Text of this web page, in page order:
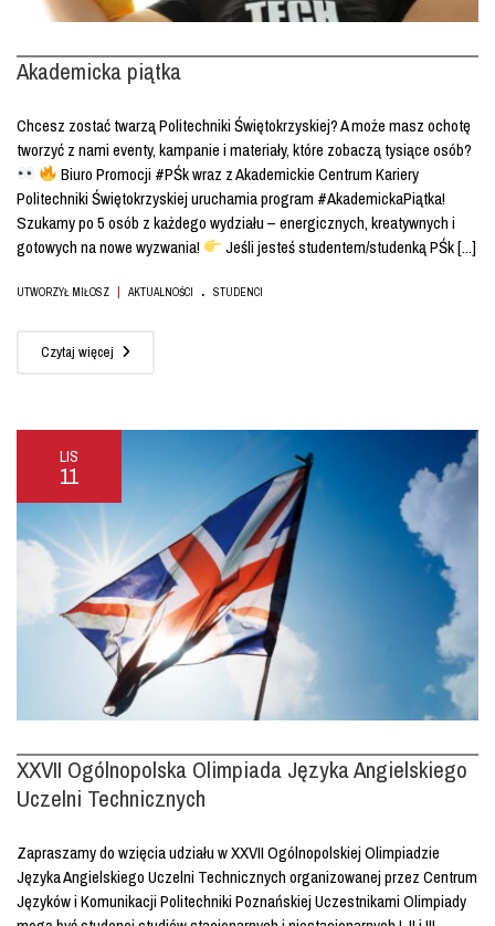
Akademicka piątka
Chcesz zostać twarzą Politechniki Świętokrzyskiej? A może masz ochotę
tworzyć z nami eventy, kampanie i materiały, które zobaczą tysiące osób?
Biuro Promocji #PŚk wraz z Akademickie Centrum Kariery
Politechniki Świętokrzyskiej uruchamia program #AkademickaPiątka!
Szukamy po 5 osób z każdego wydziału – energicznych, kreatywnych i
gotowych na nowe wyzwania!
Jeśli jesteś studentem/studenką PŚk [...]
UTWORZYŁ MIŁOSZ | AKTUALNOŚCI . STUDENCI
Czytaj więcej
LIS
11
XXVII Ogólnopolska Olimpiada Języka Angielskiego
Uczelni Technicznych
Zapraszamy do wzięcia udziału w XXVII Ogólnopolskiej Olimpiadzie
Języka Angielskiego Uczelni Technicznych organizowanej przez Centrum
Języków i Komunikacji Politechniki Poznańskiej Uczestnikami Olimpiady